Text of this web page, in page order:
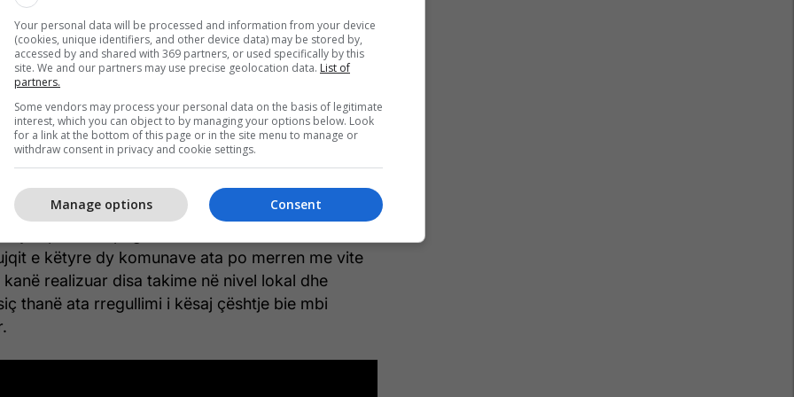
të vitit 2016, kurse dëmet që janë bërë në Resnjë
janë paguar. Në Strumicë poashtu janë paguar,
paguar, në Krivogashtan janë paguar. Ose
të barabartë ndaj bujqëve ose le të tregoj se
dhe Gazibabës nuk na duhen”.
për padrejtësitë e tyre do të informojnë edhe
Zyrat e Bashkimit Evropian në Shkup si dhe
vend.
tyre për mos pagesën e dëmeve të shkaktuar
e këtyre dy komunave ata po merren me vite
realizuar disa takime në nivel lokal dhe
thanë ata rregullimi i kësaj çështje bie mbi
Your personal data will be processed and information from your device
(cookies, unique identifiers, and other device data) may be stored by,
accessed by and shared with 369 partners, or used specifically by this
site. We and our partners may use precise geolocation data. List of
partners.
Some vendors may process your personal data on the basis of legitimate
interest, which you can object to by managing your options below. Look
for a link at the bottom of this page or in the site menu to manage or
withdraw consent in privacy and cookie settings.
Consent
Manage options